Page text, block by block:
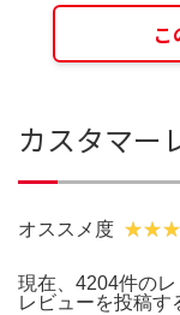
こ
カスタマー
オススメ度
現在、4204件のレ
レビューを投稿す